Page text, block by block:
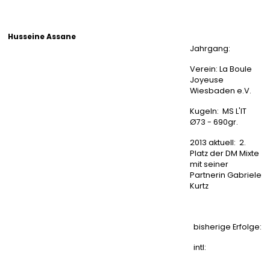
Husseine Assane
Jahrgang:
Verein: La Boule
Joyeuse
Wiesbaden e.V.
Kugeln: MS L'IT
Ø73 - 690gr.
2013 aktuell: 2.
Platz der DM Mixte
mit seiner
Partnerin Gabriele
Kurtz
bisherige Erfolge:
intl: